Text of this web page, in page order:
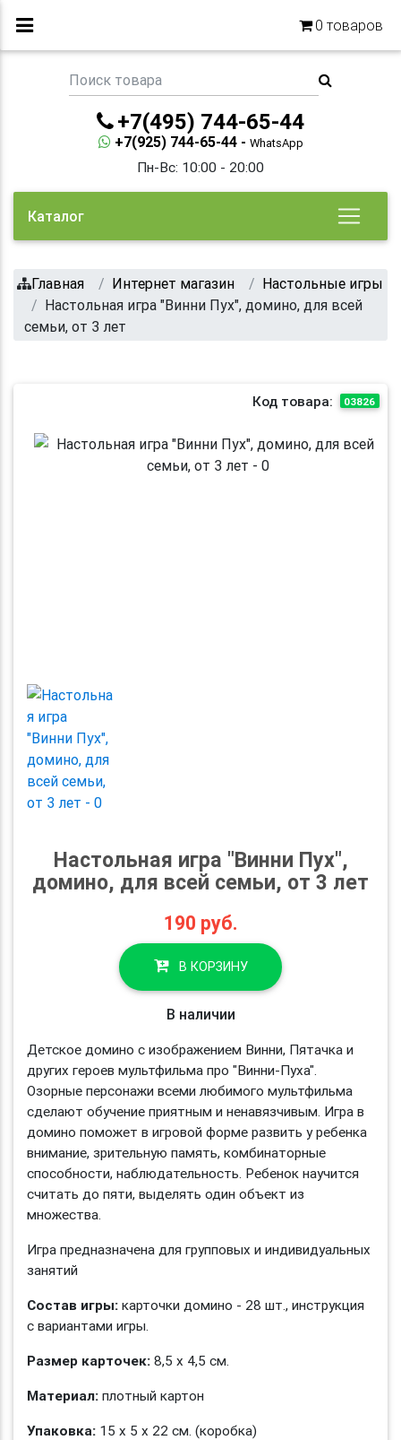
0 товаров
+7(495) 744-65-44
+7(925) 744-65-44 - WhatsApp
Пн-Вс: 10:00 - 20:00
Каталог
Главная Интернет магазин
Настольные игры
Настольная игра "Винни Пух", домино, для всей
семьи, от 3 лет
Код товара: 03826
Настольная игра "Винни Пух",
домино, для всей семьи, от 3 лет
190 руб.
В КОРЗИНУ
В наличии
Детское домино с изображением Винни, Пятачка и
других героев мультфильма про "Винни-Пуха".
Озорные персонажи всеми любимого мультфильма
сделают обучение приятным и ненавязчивым. Игра в
домино поможет в игровой форме развить у ребенка
внимание, зрительную память, комбинаторные
способности, наблюдательность. Ребенок научится
считать до пяти, выделять один объект из
множества.
Игра предназначена для групповых и индивидуальных
занятий
Состав игры: карточки домино - 28 шт., инструкция
с вариантами игры.
Размер карточек: 8,5 х 4,5 см.
Материал: плотный картон
Упаковка: 15 х 5 х 22 см. (коробка)